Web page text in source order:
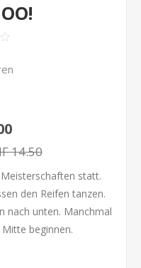
14.50
statt.
den Reifen tanzen.
nach unten. Manchmal
beginnen.